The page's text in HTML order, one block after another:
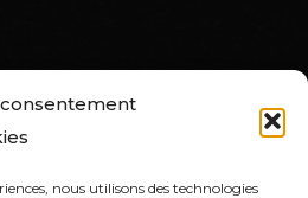
nous utilisons des technologies